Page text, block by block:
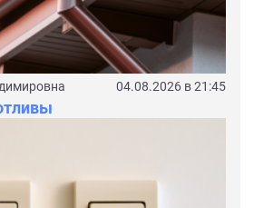
04.08.2026 в 21:45